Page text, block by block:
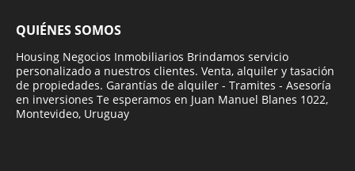
QUIÉNES SOMOS
Housing Negocios Inmobiliarios Brindamos servicio
personalizado a nuestros clientes. Venta, alquiler y tasación
de propiedades. Garantías de alquiler - Tramites - Asesoría
en inversiones Te esperamos en Juan Manuel Blanes 1022,
Montevideo, Uruguay